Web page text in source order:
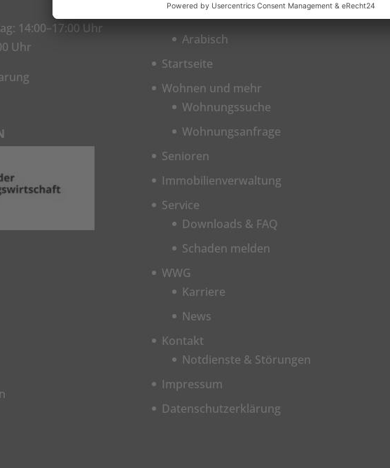
14:00–17:00 Uhr
Uhr
Russisch
Arabisch
Startseite
Wohnen und mehr
Wohnungssuche
Wohnungsanfrage
Senioren
Immobilienverwaltung
Service
Downloads & FAQ
Schaden melden
WWG
Karriere
News
Kontakt
Notdienste & Störungen
Impressum
Datenschutzerklärung